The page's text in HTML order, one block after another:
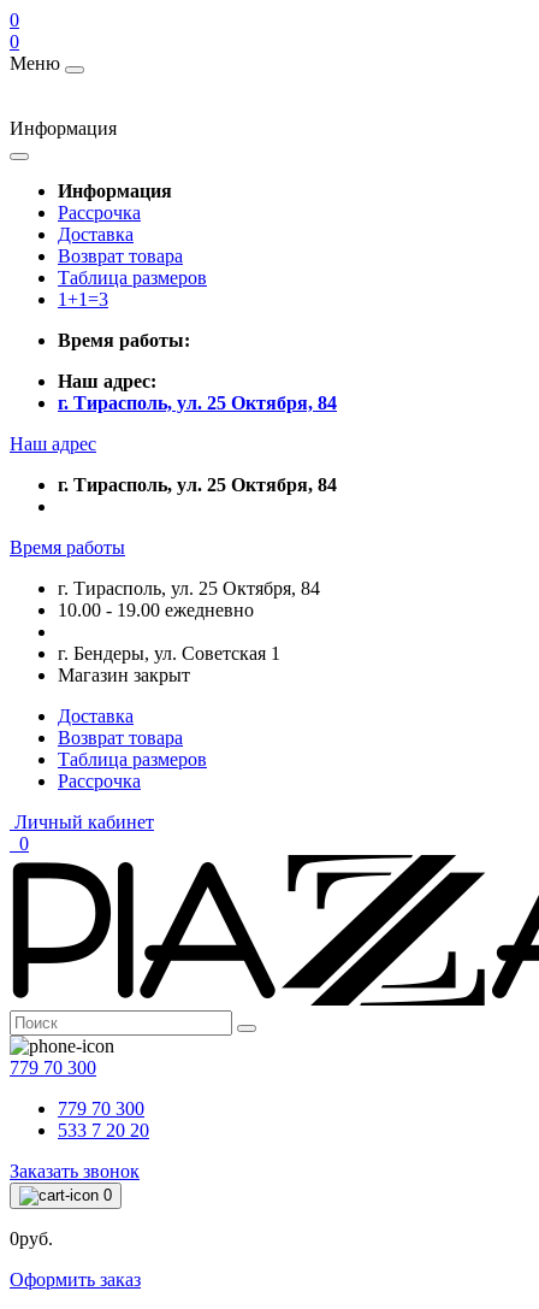
0
0
Меню
Информация
Информация
Рассрочка
Доставка
Возврат товара
Таблица размеров
1+1=3
Время работы:
Наш адрес:
г. Тирасполь, ул. 25 Октября, 84
Наш адрес
г. Тирасполь, ул. 25 Октября, 84
Время работы
г. Тирасполь, ул. 25 Октября, 84
10.00 - 19.00 ежедневно
г. Бендеры, ул. Советская 1
Магазин закрыт
Доставка
Возврат товара
Таблица размеров
Рассрочка
Личный кабинет
0
779 70 300
779 70 300
533 7 20 20
Заказать звонок
0
0руб.
Оформить заказ